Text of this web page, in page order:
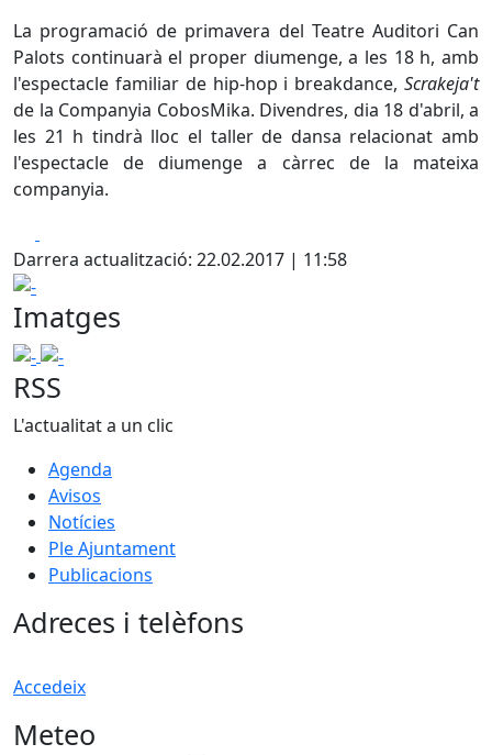
La programació de primavera del Teatre Auditori Can
Palots continuarà el proper diumenge, a les 18 h, amb
l'espectacle familiar de hip-hop i breakdance, Scrakeja't
de la Companyia CobosMika. Divendres, dia 18 d'abril, a
les 21 h tindrà lloc el taller de dansa relacionat amb
l'espectacle de diumenge a càrrec de la mateixa
companyia.
Darrera actualització: 22.02.2017 | 11:58
-
Imatges
- -
RSS
L'actualitat a un clic
Agenda
Avisos
Notícies
Ple Ajuntament
Publicacions
Adreces i telèfons
Accedeix
Meteo